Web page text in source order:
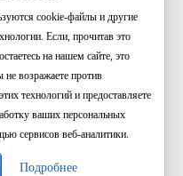
cookie-файлы и другие
Если, прочитав это
на нашем сайте, это
не возражаете против
технологий и предоставляете
ваших персональных
сервисов веб-аналитики.
Подробнее